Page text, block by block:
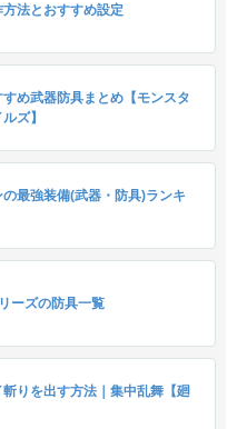
法とおすすめ設定
め武器防具まとめ【モンスタ
ズ】
最強装備(武器・防具)ランキ
ーズの防具一覧
りを出す方法｜集中乱舞【廻